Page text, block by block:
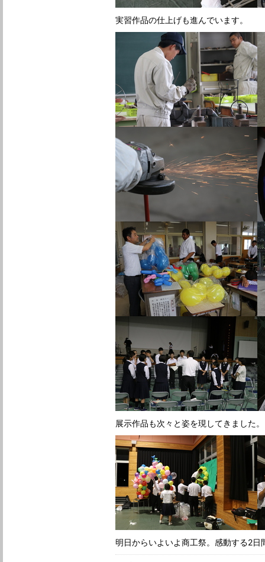
実習作品の仕上げも進んでいます。
展示作品も次々と姿を現してきました。
明日からいよいよ商工祭。感動する2日